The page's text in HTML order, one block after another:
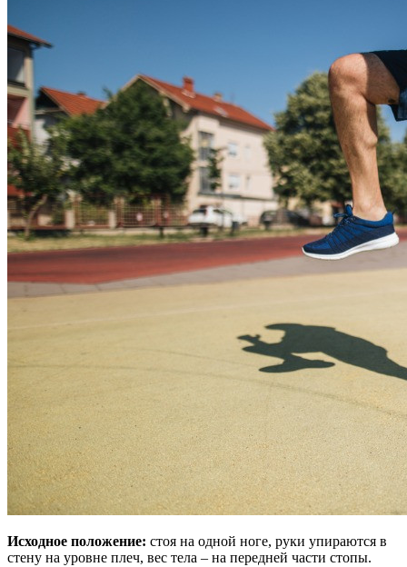
Исходное положение: стоя на одной ноге, руки упираются в
стену на уровне плеч, вес тела – на передней части стопы.